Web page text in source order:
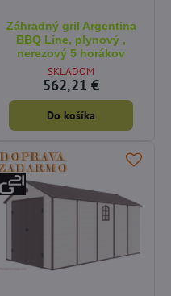
Záhradný gril Argentina
BBQ Line, plynový ,
nerezový 5 horákov
SKLADOM
562,21 €
Do košíka